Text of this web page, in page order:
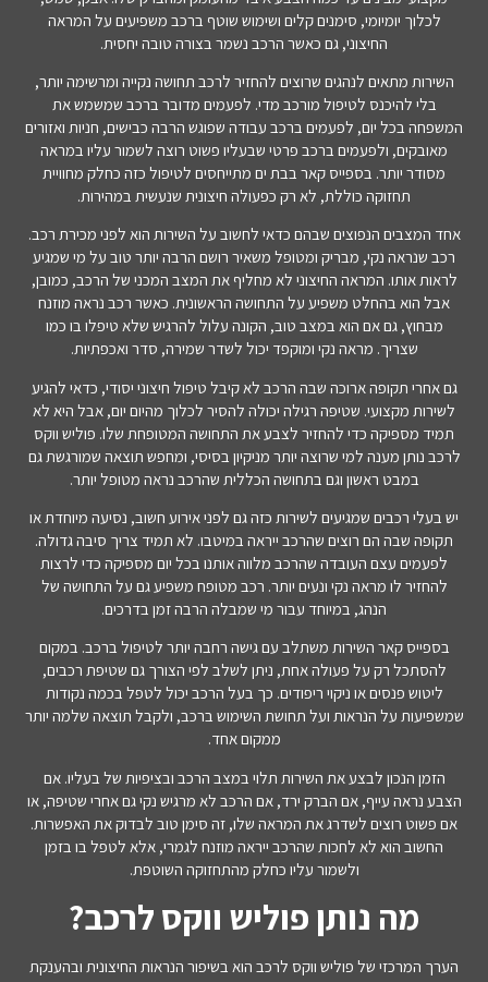
לכלוך יומיומי, סימנים קלים ושימוש שוטף ברכב משפיעים על המראה
החיצוני, גם כאשר הרכב נשמר בצורה טובה יחסית.
השירות מתאים לנהגים שרוצים להחזיר לרכב תחושה נקייה ומרשימה יותר,
בלי להיכנס לטיפול מורכב מדי. לפעמים מדובר ברכב שמשמש את
המשפחה בכל יום, לפעמים ברכב עבודה שפוגש הרבה כבישים, חניות ואזורים
מאובקים, ולפעמים ברכב פרטי שבעליו פשוט רוצה לשמור עליו במראה
מסודר יותר. בספייס קאר בבת ים מתייחסים לטיפול כזה כחלק מחוויית
תחזוקה כוללת, לא רק כפעולה חיצונית שנעשית במהירות.
אחד המצבים הנפוצים שבהם כדאי לחשוב על השירות הוא לפני מכירת רכב.
רכב שנראה נקי, מבריק ומטופל משאיר רושם הרבה יותר טוב על מי שמגיע
לראות אותו. המראה החיצוני לא מחליף את המצב המכני של הרכב, כמובן,
אבל הוא בהחלט משפיע על התחושה הראשונית. כאשר רכב נראה מוזנח
מבחוץ, גם אם הוא במצב טוב, הקונה עלול להרגיש שלא טיפלו בו כמו
שצריך. מראה נקי ומוקפד יכול לשדר שמירה, סדר ואכפתיות.
גם אחרי תקופה ארוכה שבה הרכב לא קיבל טיפול חיצוני יסודי, כדאי להגיע
לשירות מקצועי. שטיפה רגילה יכולה להסיר לכלוך מהיום יום, אבל היא לא
תמיד מספיקה כדי להחזיר לצבע את התחושה המטופחת שלו. פוליש ווקס
לרכב נותן מענה למי שרוצה יותר מניקיון בסיסי, ומחפש תוצאה שמורגשת גם
במבט ראשון וגם בתחושה הכללית שהרכב נראה מטופל יותר.
יש בעלי רכבים שמגיעים לשירות כזה גם לפני אירוע חשוב, נסיעה מיוחדת או
תקופה שבה הם רוצים שהרכב ייראה במיטבו. לא תמיד צריך סיבה גדולה.
לפעמים עצם העובדה שהרכב מלווה אותנו בכל יום מספיקה כדי לרצות
להחזיר לו מראה נקי ונעים יותר. רכב מטופח משפיע גם על התחושה של
הנהג, במיוחד עבור מי שמבלה הרבה זמן בדרכים.
בספייס קאר השירות משתלב עם גישה רחבה יותר לטיפול ברכב. במקום
להסתכל רק על פעולה אחת, ניתן לשלב לפי הצורך גם שטיפת רכבים,
ליטוש פנסים או ניקוי ריפודים. כך בעל הרכב יכול לטפל בכמה נקודות
שמשפיעות על הנראות ועל תחושת השימוש ברכב, ולקבל תוצאה שלמה יותר
ממקום אחד.
הזמן הנכון לבצע את השירות תלוי במצב הרכב ובציפיות של בעליו. אם
הצבע נראה עייף, אם הברק ירד, אם הרכב לא מרגיש נקי גם אחרי שטיפה, או
אם פשוט רוצים לשדרג את המראה שלו, זה סימן טוב לבדוק את האפשרות.
החשוב הוא לא לחכות שהרכב ייראה מוזנח לגמרי, אלא לטפל בו בזמן
ולשמור עליו כחלק מהתחזוקה השוטפת.
מה נותן פוליש ווקס לרכב?
הערך המרכזי של פוליש ווקס לרכב הוא בשיפור הנראות החיצונית ובהענקת